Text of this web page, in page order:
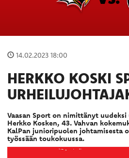
14.02.2023 18:00
HERKKO KOSKI
Vaasan Sport on nimittänyt
Herkko Kosken, 43. Vahvan
KalPan junioripuolen johtamisesta
työssään toukokuussa.